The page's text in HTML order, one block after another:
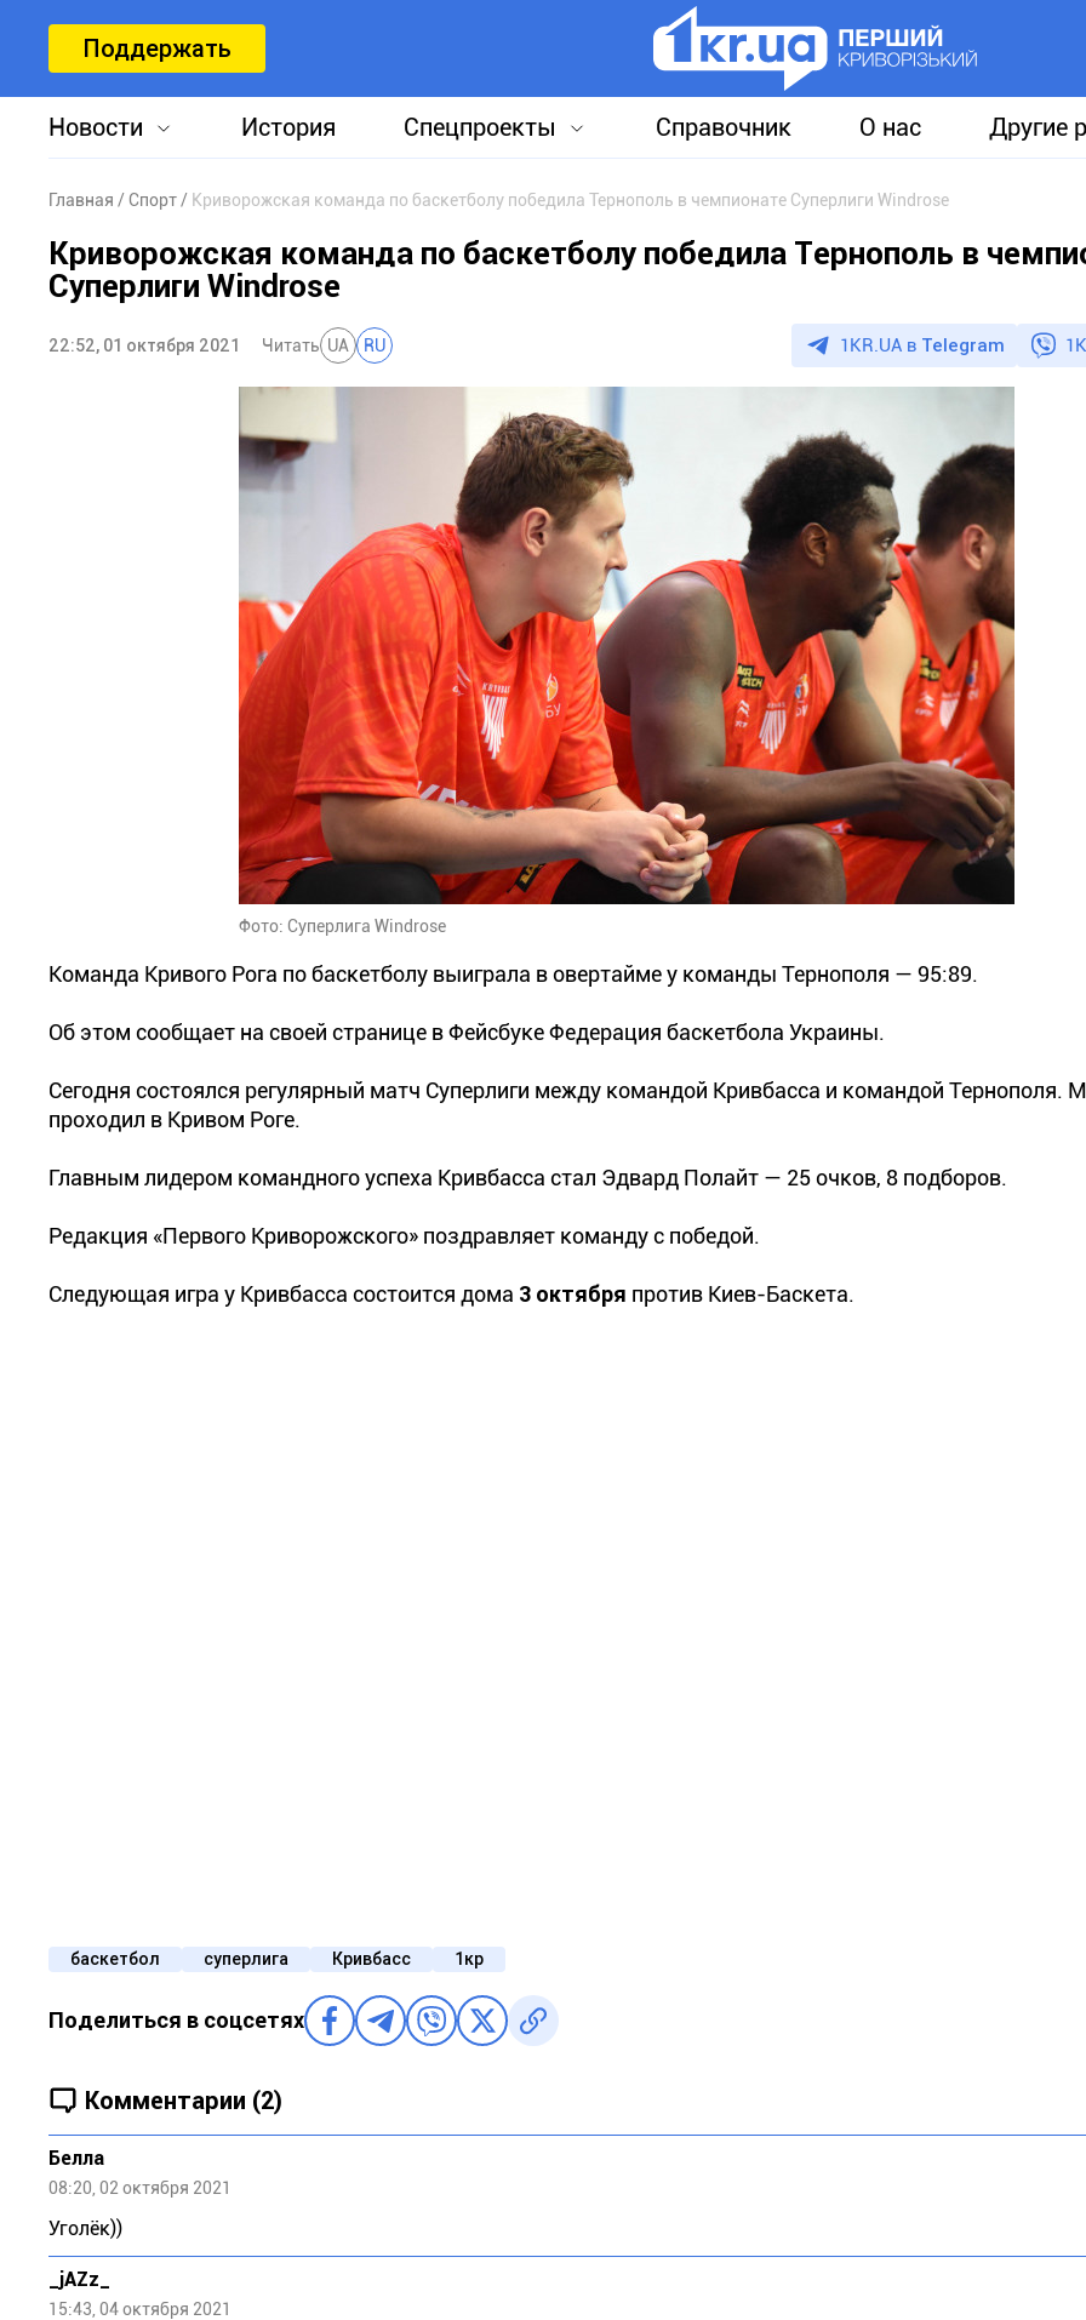
Поддержать
Новости История Спецпроекты Справочник О нас Другие
Главная Спорт Криворожская команда по баскетболу победила Тернополь в чемпионате Суперлиги Windrose
Криворожская команда по баскетболу победила Тернополь в
Суперлиги Windrose
22:52, 01 октября 2021 Читать UA RU 1KR.UA в Telegram
Фото: Суперлига Windrose
Команда Кривого Рога по баскетболу выиграла в овертайме у команды Тернополя — 95:89.
Об этом сообщает на своей странице в Фейсбуке Федерация баскетбола Украины.
Сегодня состоялся регулярный матч Суперлиги между командой Кривбасса и командой Тернополя.
проходил в Кривом Роге.
Главным лидером командного успеха Кривбасса стал Эдвард Полайт — 25 очков, 8 подборов.
Редакция «Первого Криворожского» поздравляет команду с победой.
Следующая игра у Кривбасса состоится дома 3 октября против Киев-Баскета.
баскетбол суперлига Кривбасс 1кр
Поделиться в соцсетях
Комментарии (2)
Белла
08:20, 02 октября 2021
Уголёк))
_jAZz_
15:43, 04 октября 2021